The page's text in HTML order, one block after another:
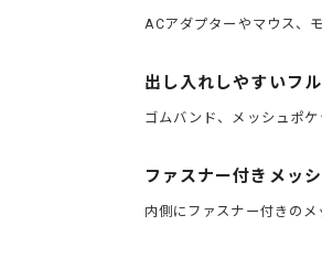
ACアダプターやマウス、
出し入れしやすいフ
ゴムバンド、メッシュポ
ファスナー付きメッ
内側にファスナー付きの